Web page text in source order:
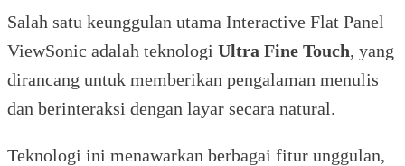
Salah satu keunggulan utama Interactive Flat Panel
ViewSonic adalah teknologi Ultra Fine Touch, yang
dirancang untuk memberikan pengalaman menulis
dan berinteraksi dengan layar secara natural.
Teknologi ini menawarkan berbagai fitur unggulan,